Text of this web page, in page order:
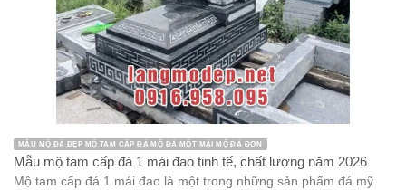
MẪU MỘ ĐÁ ĐẸP MỘ TAM CẤP ĐÁ MỘ ĐÁ MỘT MÁI MỘ ĐÁ ĐƠN
Mẫu mộ tam cấp đá 1 mái đao tinh tế, chất lượng năm 2026
Mộ tam cấp đá 1 mái đao là một trong những sản phẩm đá mỹ